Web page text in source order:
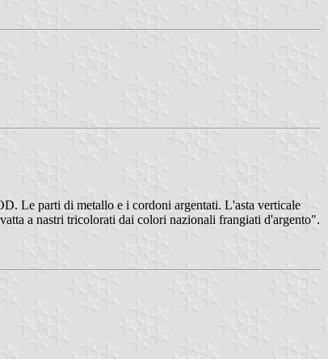
Le parti di metallo e i cordoni argentati. L'asta verticale
a nastri tricolorati dai colori nazionali frangiati d'argento".